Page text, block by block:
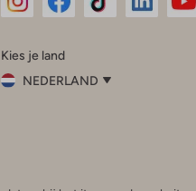
InstagramFacebook
Kies je land
NEDERLAND